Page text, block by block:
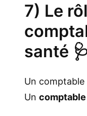
7) Le
santé
Un
Un